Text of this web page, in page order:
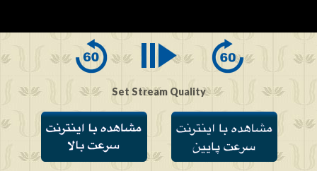
of
Set Stream Quality